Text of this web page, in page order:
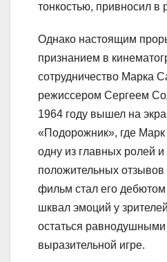
тонкостью, привносил в
Однако настоящим
признанием в
сотрудничество Марка
режиссером Сергеем
1964 году вышел на
«Подорожник», где
одну из главных ролей
положительных отзывов
фильм стал его
шквал эмоций у
остаться равнодушными
выразительной игре.